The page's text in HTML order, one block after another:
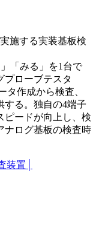
施する実装基板検
「みる」を1台で
プローブテスタ
タ作成から検査、
する。独自の4端子
ピードが向上し、検
ナログ基板の検査時
装置